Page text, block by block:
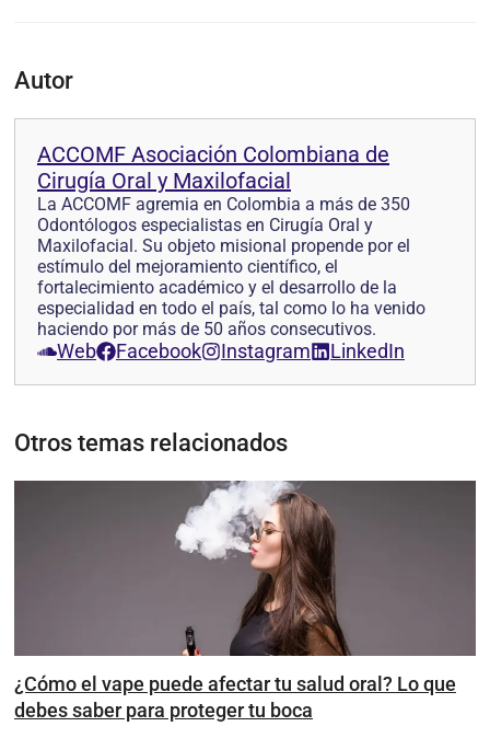
Autor
ACCOMF Asociación Colombiana de
Cirugía Oral y Maxilofacial
La ACCOMF agremia en Colombia a más de 350
Odontólogos especialistas en Cirugía Oral y
Maxilofacial. Su objeto misional propende por el
estímulo del mejoramiento científico, el
fortalecimiento académico y el desarrollo de la
especialidad en todo el país, tal como lo ha venido
haciendo por más de 50 años consecutivos.
Web Facebook Instagram LinkedIn
Otros temas relacionados
¿Cómo el vape puede afectar tu salud oral? Lo que
debes saber para proteger tu boca